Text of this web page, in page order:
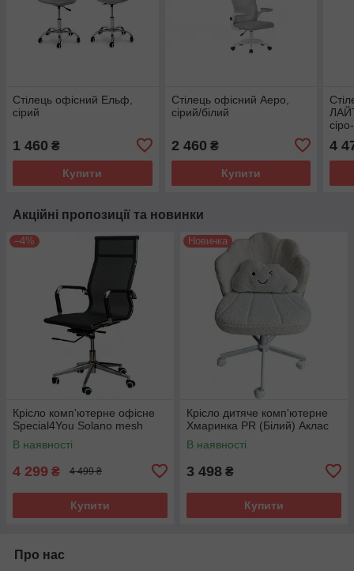
Стілець офісний Ельф,
сірий
1 460 ₴
Купити
Стілець офісний Аеро,
сірий/білий
2 460 ₴
Купити
4
Акційні пропозиції та новинки
–4%
Крісло комп'ютерне офісне
Special4You Solano mesh
В наявності
4 299 ₴ 4 499 ₴
Купити
Новинка
Крісло дитяче комп'ютерне
Хмаринка PR (Білий) Аклас
В наявності
3 498 ₴
Купити
Про нас